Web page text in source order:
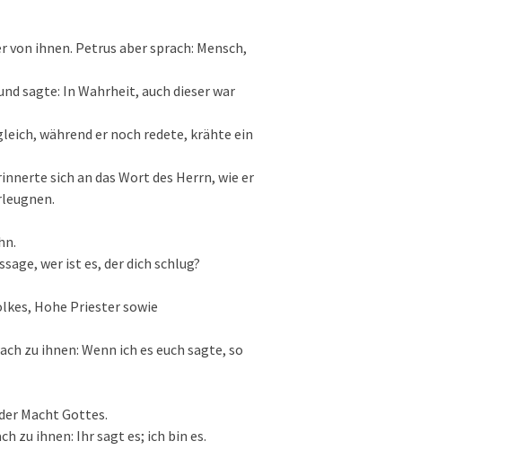
von ihnen. Petrus aber sprach: Mensch,
sagte: In Wahrheit, auch dieser war
während er noch redete, krähte ein
sich an das Wort des Herrn, wie er
wer ist es, der dich schlug?
Hohe Priester sowie
zu ihnen: Wenn ich es euch sagte, so
Macht Gottes.
zu ihnen: Ihr sagt es; ich bin es.